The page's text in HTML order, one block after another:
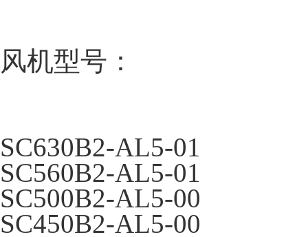
风机型号：
SC630B2-AL5-01
SC560B2-AL5-01
SC500B2-AL5-00
SC450B2-AL5-00